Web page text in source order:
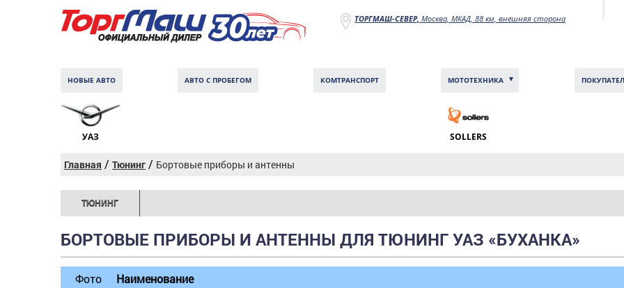
ТОРГМАШ-СЕВЕР, Москва, МКАД, 88 км, внешняя сторона
НОВЫЕ АВТО АВТО С ПРОБЕГОМ КОМТРАНCПОРТ МОТОТЕХНИКА
УАЗ SOLLERS
Главная / Тюнинг / Бортовые приборы и антенны
ТЮНИНГ
БОРТОВЫЕ ПРИБОРЫ И АНТЕННЫ ДЛЯ ТЮНИНГ УАЗ «БУХАНКА»
Фото Наименование